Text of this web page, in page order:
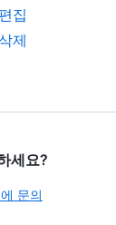
집
제
세요?
문의